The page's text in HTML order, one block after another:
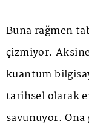
Buna rağmen
çizmiyor.
kuantum
tarihsel olarak
savunuyor. Ona